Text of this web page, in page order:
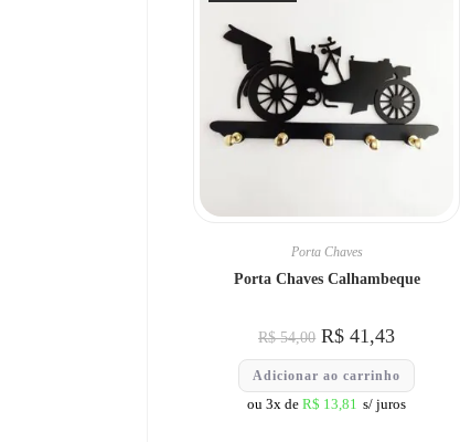
Porta Chaves
Porta Chaves Calhambeque
R$54,00 R$ 41,43
Adicionar ao carrinho
ou 3x deR$ 13,81 s/ juros